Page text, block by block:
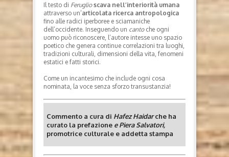
Il testo di Feruglio scava nell’interiorità umana
attraverso un’articolata ricerca antropologica
fino alle radici iperboree e sciamaniche
dell’occidente. Inseguendo un cantoche ogni
uomo può riconoscere, l’autore intesse uno spazio
poetico che genera continue correlazioni tra luoghi,
tradizioni culturali, dimensioni della vita, fenomeni
estatici e fatti storici.
Come un incantesimo che include ogni cosa
nominata, la voce senza sforzo transustanzia!
Commento a cura di Hafez Haidarche ha
curato la prefazione ePiera Salvatori,
promotrice culturale e addetta stampa